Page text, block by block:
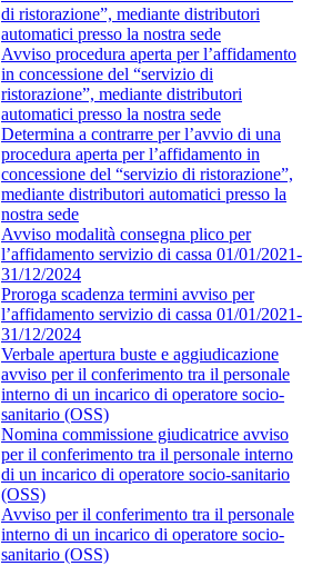
di ristorazione”, mediante distributori
automatici presso la nostra sede
Avviso procedura aperta per l’affidamento
in concessione del “servizio di
ristorazione”, mediante distributori
automatici presso la nostra sede
Determina a contrarre per l’avvio di una
procedura aperta per l’affidamento in
concessione del “servizio di ristorazione”,
mediante distributori automatici presso la
nostra sede
Avviso modalità consegna plico per
l’affidamento servizio di cassa 01/01/2021-
31/12/2024
Proroga scadenza termini avviso per
l’affidamento servizio di cassa 01/01/2021-
31/12/2024
Verbale apertura buste e aggiudicazione
avviso per il conferimento tra il personale
interno di un incarico di operatore socio-
sanitario (OSS)
Nomina commissione giudicatrice avviso
per il conferimento tra il personale interno
di un incarico di operatore socio-sanitario
(OSS)
Avviso per il conferimento tra il personale
interno di un incarico di operatore socio-
sanitario (OSS)